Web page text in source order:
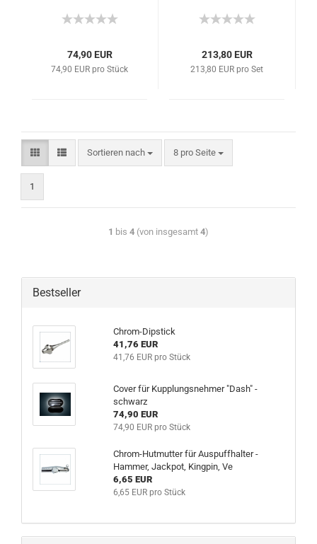
74,90 EUR
74,90 EUR pro Stück
213,80 EUR
213,80 EUR pro Set
Sortieren nach 8 pro Seite
1
1 bis 4 (von insgesamt 4)
Bestseller
Chrom-Dipstick
41,76 EUR
41,76 EUR pro Stück
Cover für Kupplungsnehmer "Dash" -
schwarz
74,90 EUR
74,90 EUR pro Stück
Chrom-Hutmutter für Auspuffhalter -
Hammer, Jackpot, Kingpin, Ve
6,65 EUR
6,65 EUR pro Stück